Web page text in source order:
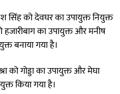
सिंह को देवघर का उपायुक्त नियुक्त
का उपायुक्त और मनीष
बनाया गया है।
गोड्डा का उपायुक्त और मेघा
किया गया है।